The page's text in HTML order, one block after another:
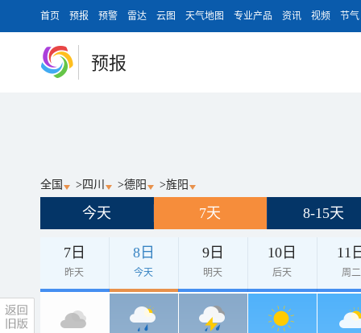
首页 预报 预警 雷达 云图 天气地图 专业产品 资讯 视频 节气
预报
全国 > 四川 >德阳 >旌阳
今天 7天 8-15天
7日
昨天
8日
今天
9日
明天
10日
后天
11
周二